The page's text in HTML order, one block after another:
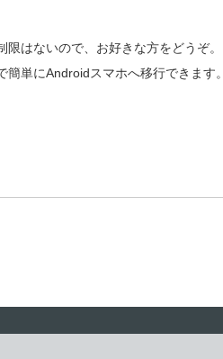
はないので、お好きな方をどうぞ。
単にAndroidスマホへ移行できます。